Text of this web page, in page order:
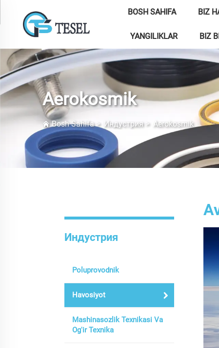
BOSH SAHIFA BIZ
YANGILIKLAR BIZ
Aerokosmik
Bosh Sahifa> Индустрия> Aerokosmik
Индустрия
Poluprovodnik
Havosiyot
Mashinasozlik Texnikasi Va
Og'ir Texnika